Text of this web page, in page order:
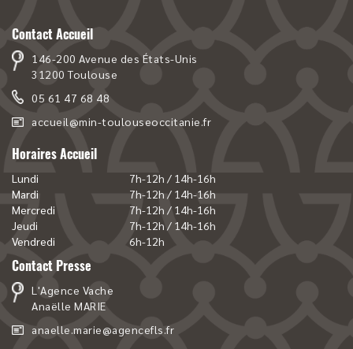
Contact Accueil
146-200 Avenue des États-Unis
31200 Toulouse
05 61 47 68 48
accueil@min-toulouseoccitanie.fr
Horaires Accueil
Lundi
7h-12h / 14h-16h
Mardi
7h-12h / 14h-16h
Mercredi
7h-12h / 14h-16h
Jeudi
7h-12h / 14h-16h
Vendredi
6h-12h
Contact Presse
L'Agence Vache
Anaëlle MARIE
anaelle.marie@agencefls.fr